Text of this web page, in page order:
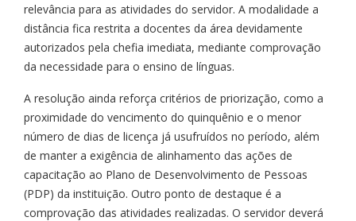
relevância para as atividades do servidor. A modalidade a
distância fica restrita a docentes da área devidamente
autorizados pela chefia imediata, mediante comprovação
da necessidade para o ensino de línguas.
A resolução ainda reforça critérios de priorização, como a
proximidade do vencimento do quinquênio e o menor
número de dias de licença já usufruídos no período, além
de manter a exigência de alinhamento das ações de
capacitação ao Plano de Desenvolvimento de Pessoas
(PDP) da instituição. Outro ponto de destaque é a
comprovação das atividades realizadas. O servidor deverá